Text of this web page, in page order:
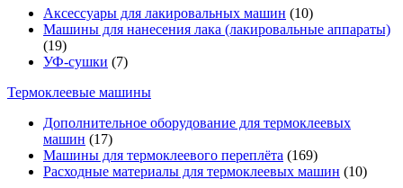
Аксессуары для лакировальных машин (10)
Машины для нанесения лака (лакировальные аппараты)
(19)
УФ-сушки (7)
Термоклеевые машины
Дополнительное оборудование для термоклеевых
машин (17)
Машины для термоклеевого переплёта (169)
Расходные материалы для термоклеевых машин (10)